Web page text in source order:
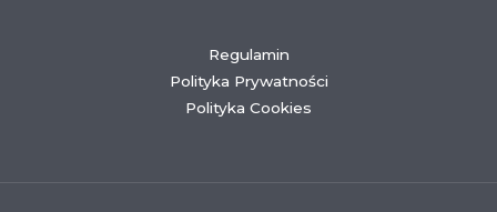
Regulamin
Polityka Prywatności
Polityka Cookies